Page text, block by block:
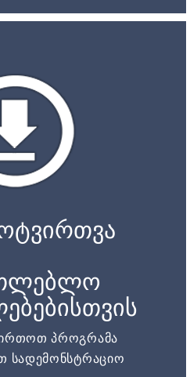
პროგრამა
სადემონსტრაციო